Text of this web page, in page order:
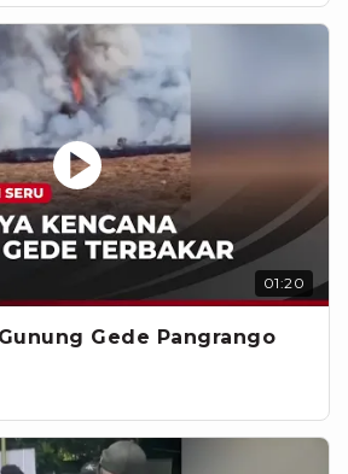
01:20
Gede Pangrango